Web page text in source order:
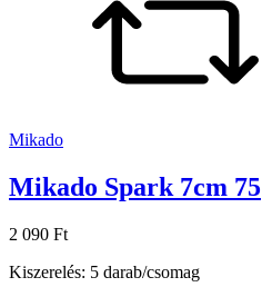
Mikado
Mikado Spark 7cm 75
2 090 Ft
Kiszerelés: 5 darab/csomag